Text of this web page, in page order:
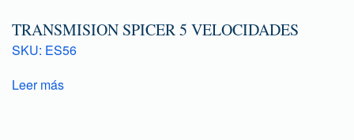
TRANSMISION SPICER 5 VELOCIDADES
SKU: ES56
Leer más